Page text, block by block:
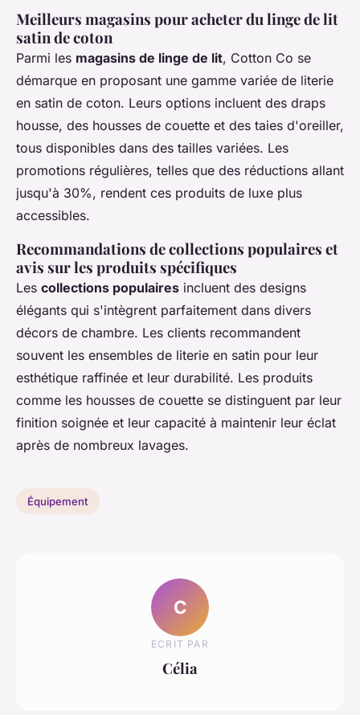
Meilleurs magasins pour acheter du linge de lit
satin de coton
Parmi les magasins de linge de lit, Cotton Co se
démarque en proposant une gamme variée de literie
en satin de coton. Leurs options incluent des draps
housse, des housses de couette et des taies d'oreiller,
tous disponibles dans des tailles variées. Les
promotions régulières, telles que des réductions allant
jusqu'à 30%, rendent ces produits de luxe plus
accessibles.
Recommandations de collections populaires et
avis sur les produits spécifiques
Les collections populaires incluent des designs
élégants qui s'intègrent parfaitement dans divers
décors de chambre. Les clients recommandent
souvent les ensembles de literie en satin pour leur
esthétique raffinée et leur durabilité. Les produits
comme les housses de couette se distinguent par leur
finition soignée et leur capacité à maintenir leur éclat
après de nombreux lavages.
Équipement
C
ECRIT PAR
Célia